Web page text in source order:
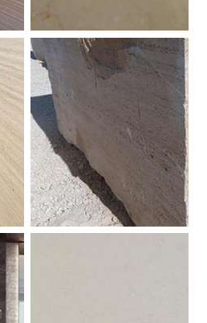
Blocco Travertino Classico.